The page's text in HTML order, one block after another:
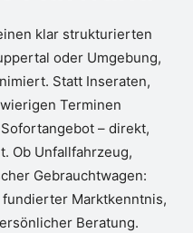
klar strukturierten
oder Umgebung,
Statt Inseraten,
Terminen
– direkt,
Ob Unfallfahrzeug,
Gebrauchtwagen:
Marktkenntnis,
Beratung.